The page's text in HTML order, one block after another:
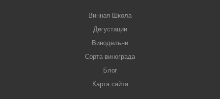
Винная Школа
Дегустации
Винодельни
Сорта винограда
Блог
Карта сайта